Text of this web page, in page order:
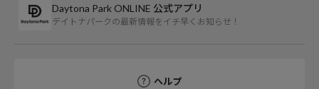
Daytona Park ONLINE 公式アプリ
デイトナパークの最新情報をイチ早くお知らせ！
ヘルプ